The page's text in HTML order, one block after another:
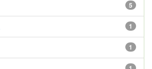
5
1
1